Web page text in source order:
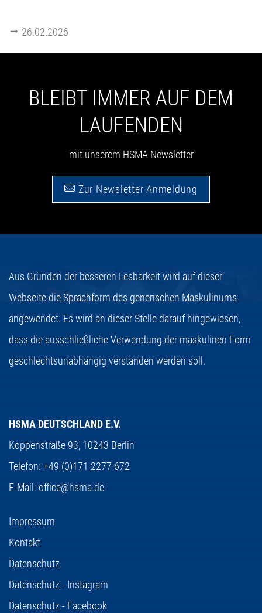
26.02.2026
BLEIBT IMMER AUF DEM
LAUFENDEN
mit unserem HSMA Newsletter
Zur Newsletter Anmeldung
Aus Gründen der besseren Lesbarkeit wird auf dieser
Webseite die Sprachform des generischen Maskulinums
angewendet. Es wird an dieser Stelle darauf hingewiesen,
dass die ausschließliche Verwendung der maskulinen Form
geschlechtsunabhängig verstanden werden soll.
HSMA DEUTSCHLAND E.V.
Koppenstraße 93, 10243 Berlin
Telefon: +49 (0)171 2277 672
E-Mail: office@hsma.de
Impressum
Kontakt
Datenschutz
Datenschutz - Instagram
Datenschutz - Facebook